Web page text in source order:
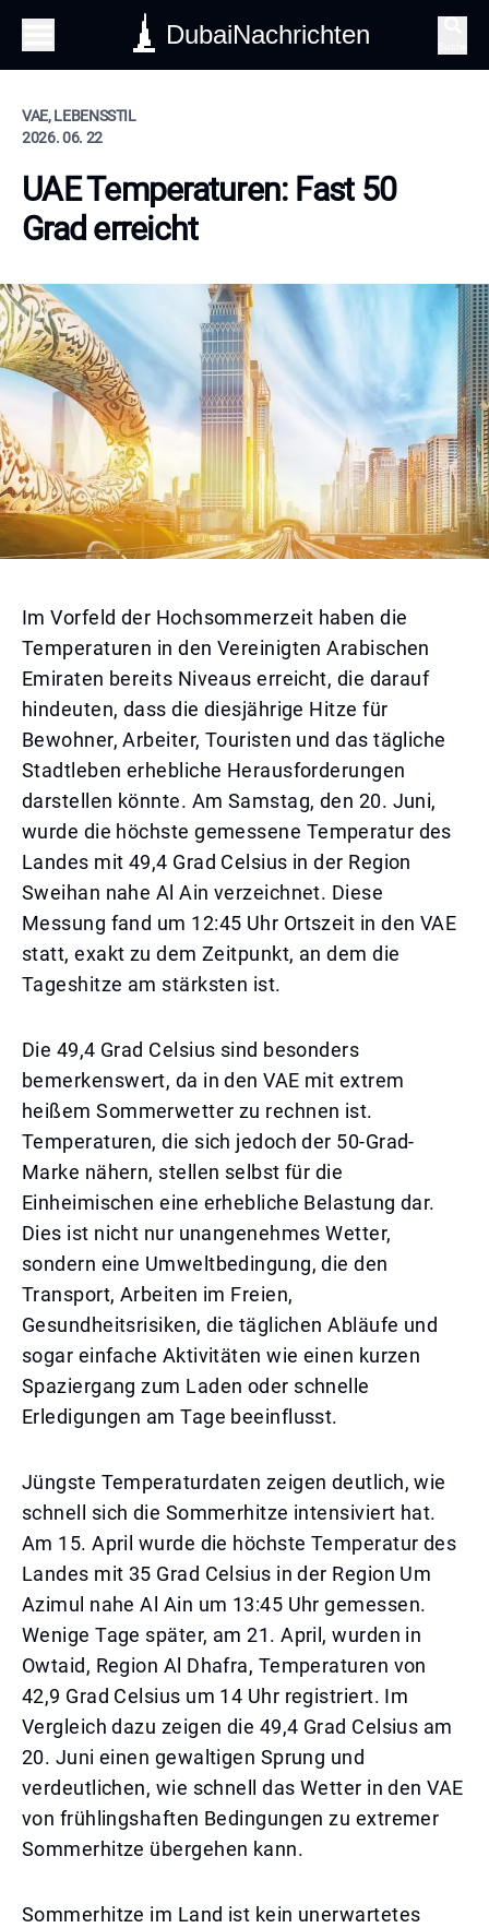
DubaiNachrichten
VAE, LEBENSSTIL
2026. 06. 22
UAE Temperaturen: Fast 50
Grad erreicht
Im Vorfeld der Hochsommerzeit haben die
Temperaturen in den Vereinigten Arabischen
Emiraten bereits Niveaus erreicht, die darauf
hindeuten, dass die diesjährige Hitze für
Bewohner, Arbeiter, Touristen und das tägliche
Stadtleben erhebliche Herausforderungen
darstellen könnte. Am Samstag, den 20. Juni,
wurde die höchste gemessene Temperatur des
Landes mit 49,4 Grad Celsius in der Region
Sweihan nahe Al Ain verzeichnet. Diese
Messung fand um 12:45 Uhr Ortszeit in den VAE
statt, exakt zu dem Zeitpunkt, an dem die
Tageshitze am stärksten ist.
Die 49,4 Grad Celsius sind besonders
bemerkenswert, da in den VAE mit extrem
heißem Sommerwetter zu rechnen ist.
Temperaturen, die sich jedoch der 50-Grad-
Marke nähern, stellen selbst für die
Einheimischen eine erhebliche Belastung dar.
Dies ist nicht nur unangenehmes Wetter,
sondern eine Umweltbedingung, die den
Transport, Arbeiten im Freien,
Gesundheitsrisiken, die täglichen Abläufe und
sogar einfache Aktivitäten wie einen kurzen
Spaziergang zum Laden oder schnelle
Erledigungen am Tage beeinflusst.
Jüngste Temperaturdaten zeigen deutlich, wie
schnell sich die Sommerhitze intensiviert hat.
Am 15. April wurde die höchste Temperatur des
Landes mit 35 Grad Celsius in der Region Um
Azimul nahe Al Ain um 13:45 Uhr gemessen.
Wenige Tage später, am 21. April, wurden in
Owtaid, Region Al Dhafra, Temperaturen von
42,9 Grad Celsius um 14 Uhr registriert. Im
Vergleich dazu zeigen die 49,4 Grad Celsius am
20. Juni einen gewaltigen Sprung und
verdeutlichen, wie schnell das Wetter in den VAE
von frühlingshaften Bedingungen zu extremer
Sommerhitze übergehen kann.
Sommerhitze im Land ist kein unerwartetes